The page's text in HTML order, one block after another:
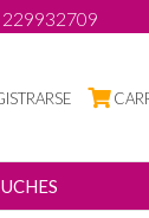
229932709